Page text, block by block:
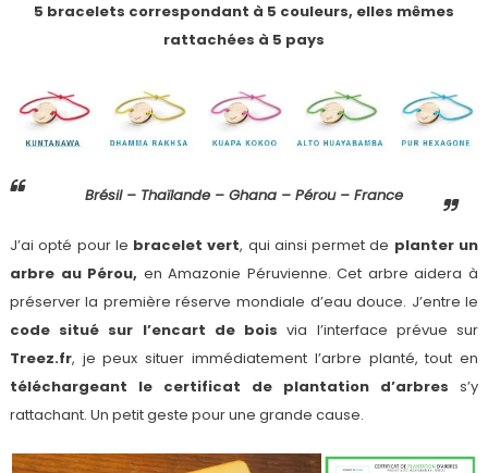
5 bracelets correspondant à 5 couleurs, elles mêmes
rattachées à 5 pays
Brésil – Thaïlande – Ghana – Pérou – France
J’ai opté pour le bracelet vert, qui ainsi permet de planter un
arbre au Pérou, en Amazonie Péruvienne. Cet arbre aidera à
préserver la première réserve mondiale d’eau douce. J’entre le
code situé sur l’encart de bois via l’interface prévue sur
Treez.fr, je peux situer immédiatement l’arbre planté, tout en
téléchargeant le certificat de plantation d’arbres s’y
rattachant. Un petit geste pour une grande cause.